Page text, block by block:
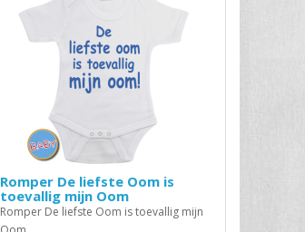
Romper De liefste Oom is
toevallig mijn Oom
Romper De liefste Oom is toevallig mijn